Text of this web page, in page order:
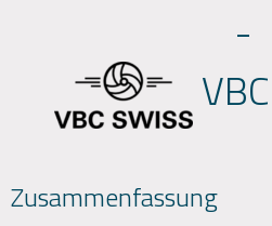
-
Zusammenfassung